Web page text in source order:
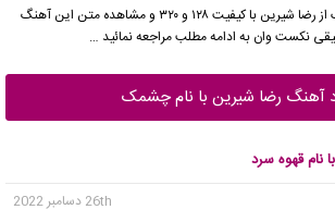
جهت دانلود آهنگ چشمک از رضا شیرین با کیفیت ۱۲۸ و ۳۲۰ و مشاهده متن این آهنگ
نکست وان به ادامه مطلب مراجعه نمائید …
آهنگ رضا شیرین با نام چشمک
نام قهوه سرد
26th دسامبر 2022